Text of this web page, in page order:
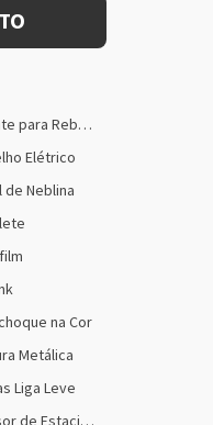
para Reboque
Elétrico
de Neblina
na Cor
Metálica
Liga Leve
de Estacionamento